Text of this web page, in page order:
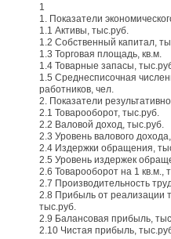
1
1. Показатели
1.1 Активы, тыс.руб.
1.2 Собственный капитал,
1.3 Торговая площадь, кв.м.
1.4 Товарные запасы,
1.5 Среднесписочная
работников, чел.
2. Показатели
2.1 Товарооборот, тыс.руб.
2.2 Валовой доход, тыс.руб.
2.3 Уровень валового
2.4 Издержки обращения,
2.5 Уровень издержек
2.6 Товарооборот на 1 кв.м.,
2.7 Производительность
2.8 Прибыль от реализации
тыс.руб.
2.9 Балансовая прибыль,
2.10 Чистая прибыль,